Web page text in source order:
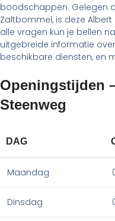
boodschappen. Gelegen
Zaltbommel, is deze
alle vragen kun je bellen
uitgebreide informatie
beschikbare diensten, en
Openingstijden
Steenweg
DAG
Maandag
Dinsdag